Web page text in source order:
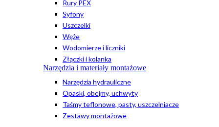
Rury PEX
Syfony
Uszczelki
Węże
Wodomierze i liczniki
Złączki i kolanka
Narzędzia i materiały montażowe
Narzędzia hydrauliczne
Opaski, obejmy, uchwyty
Taśmy teflonowe, pasty, uszczelniacze
Zestawy montażowe